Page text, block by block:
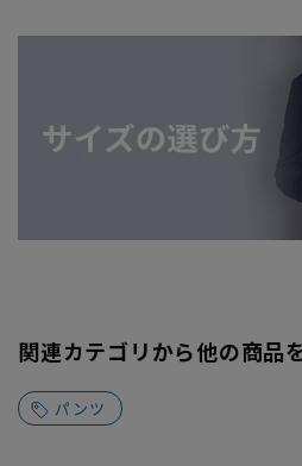
関連カテゴリから他の商品
パンツ